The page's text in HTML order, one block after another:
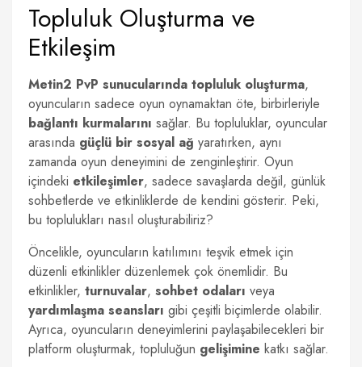
Topluluk Oluşturma ve
Etkileşim
Metin2 PvP sunucularında topluluk oluşturma,
oyuncuların sadece oyun oynamaktan öte, birbirleriyle
bağlantı kurmalarını sağlar. Bu topluluklar, oyuncular
arasında güçlü bir sosyal ağ yaratırken, aynı
zamanda oyun deneyimini de zenginleştirir. Oyun
içindeki etkileşimler, sadece savaşlarda değil, günlük
sohbetlerde ve etkinliklerde de kendini gösterir. Peki,
bu toplulukları nasıl oluşturabiliriz?
Öncelikle, oyuncuların katılımını teşvik etmek için
düzenli etkinlikler düzenlemek çok önemlidir. Bu
etkinlikler, turnuvalar, sohbet odaları veya
yardımlaşma seansları gibi çeşitli biçimlerde olabilir.
Ayrıca, oyuncuların deneyimlerini paylaşabilecekleri bir
platform oluşturmak, topluluğun gelişimine katkı sağlar.